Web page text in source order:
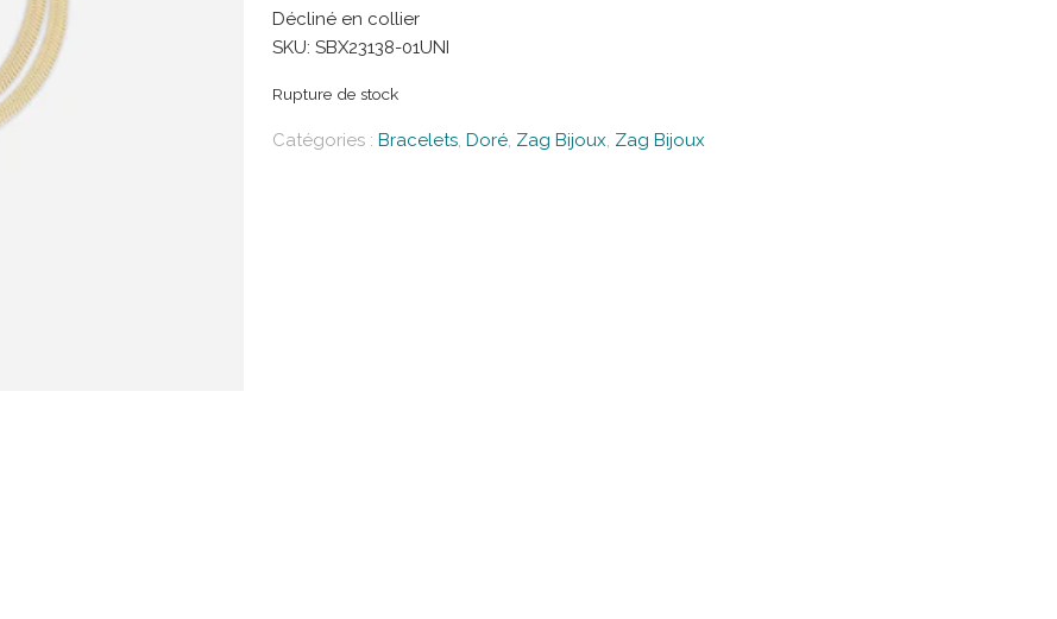
Décliné en collier
SKU: SBX23138-01UNI
Rupture de stock
Catégories : Bracelets, Doré, Zag Bijoux, Zag Bijoux